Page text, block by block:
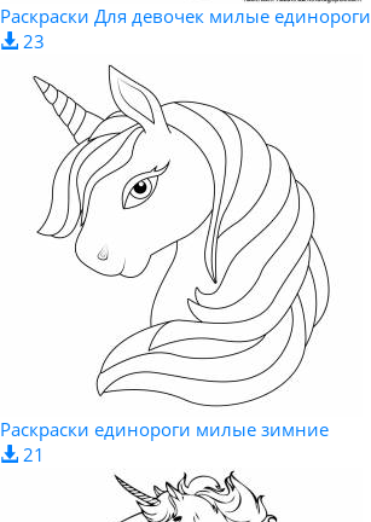
Раскраски Для девочек милые единороги
23
Раскраски единороги милые зимние
21